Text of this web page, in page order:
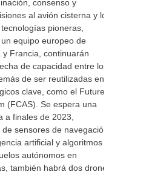
consenso y
al avión cisterna y los
pioneras,
equipo europeo de
y Francia, continuarán
de capacidad entre los
de ser reutilizadas en
clave, como el Future
(FCAS). Se espera una
a finales de 2023,
sensores de navegación
artificial y algoritmos
autónomos en
también habrá dos drones